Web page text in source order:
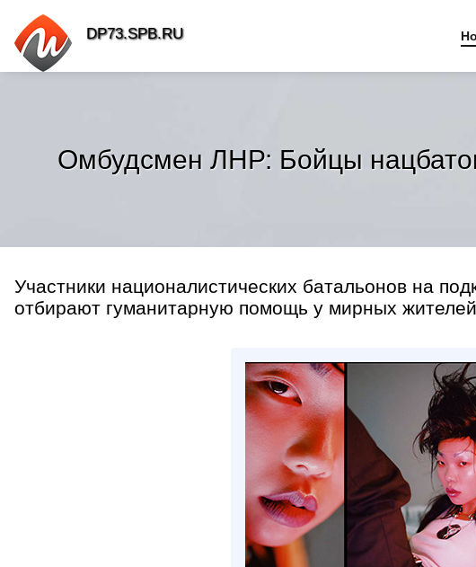
Омбудсмен ЛНР: Бойцы
Участники националистических батальонов на
отбирают гуманитарную помощь у мирных
DP73.SPB.RU